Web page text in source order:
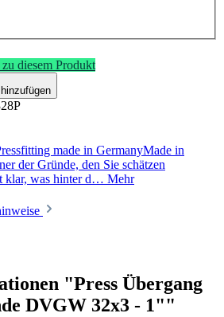
diesem Produkt
made in GermanyMade in
der Gründe, den Sie schätzen
klar, was hinter d… Mehr
"Press Übergang
DVGW 32x3 - 1""